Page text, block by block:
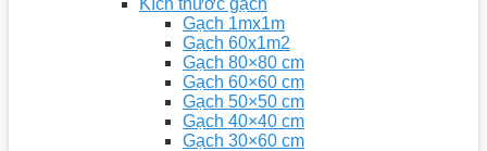
Kích thước gạch
Gạch 1mx1m
Gạch 60x1m2
Gạch 80×80 cm
Gạch 60×60 cm
Gạch 50×50 cm
Gạch 40×40 cm
Gạch 30×60 cm